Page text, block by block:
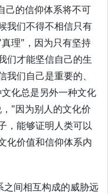
己的信仰体系将不可
我们不得不相信只有
理"，因为只有坚持
们才能坚信自己的生
们自己是重要的、
化总是另外一种文化
"因为别人的文化价
，能够证明人类可以
化价值和信仰体系内
间相互构成的威胁远